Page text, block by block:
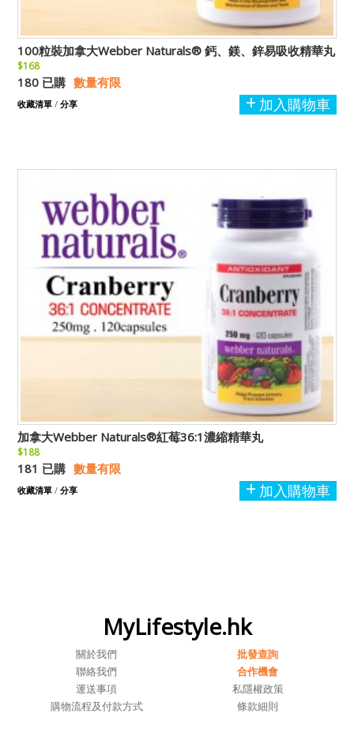
100粒裝加拿大Webber Naturals® 鈣、鎂、鋅易吸收精華丸
$168
180 已購 數量有限
加入購物車
收藏清單 / 分享
加拿大Webber Naturals®紅莓36:1濃縮精華丸
$188
181 已購 數量有限
加入購物車
收藏清單 / 分享
MyLifestyle.hk
關於我們
批發查詢
聯絡我們
合作機會
運送事項
私隱權政策
購物流程及付款方式
條款細則